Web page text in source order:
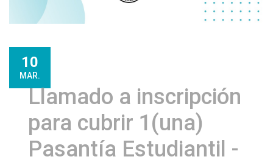
10
MAR.
Llamado a inscripción
para cubrir 1(una)
Pasantía Estudiantil -